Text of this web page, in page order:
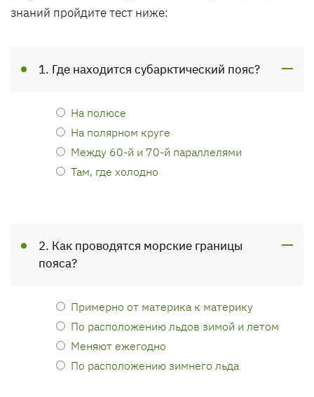
знаний пройдите тест ниже:
1. Где находится субарктический пояс?
На полюсе
На полярном круге
Между 60-й и 70-й параллелями
Там, где холодно
2. Как проводятся морские границы
пояса?
Примерно от материка к материку
По расположению льдов зимой и летом
Меняют ежегодно
По расположению зимнего льда